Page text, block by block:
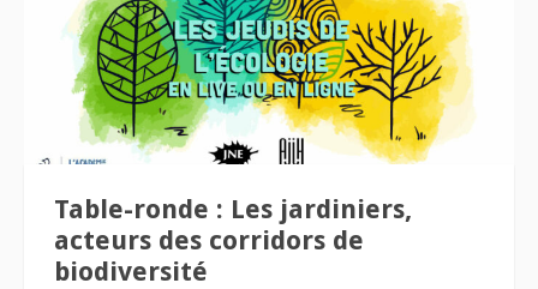
Table-ronde : Les jardiniers,
acteurs des corridors de
biodiversité